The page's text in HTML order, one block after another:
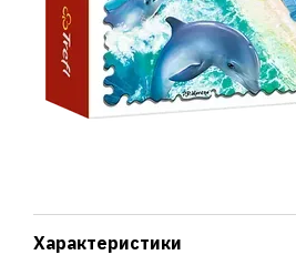
Характеристики